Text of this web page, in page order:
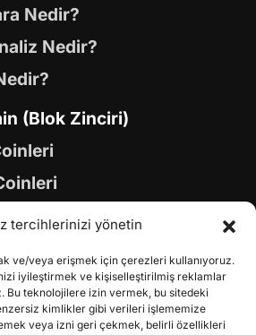
tercihlerinizi yönetin
ve/veya erişmek için çerezleri kullanıyoruz.
iyileştirmek ve kişiselleştirilmiş reklamlar
Bu teknolojilere izin vermek, bu sitedeki
kimlikler gibi verileri işlememize
veya izni geri çekmek, belirli özellikleri
Nedir?
Nedir?
(Blok Zinciri)
(AI) Coinleri